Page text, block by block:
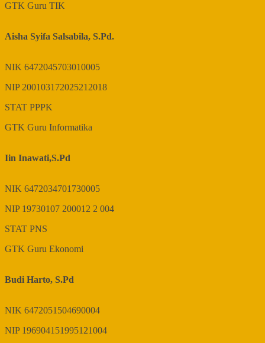
GTK Guru TIK
Aisha Syifa Salsabila, S.Pd.
NIK 6472045703010005
NIP200103172025212018
STAT PPPK
GTK Guru Informatika
Iin Inawati,S.Pd
NIK 6472034701730005
NIP 19730107 200012 2 004
STAT PNS
GTK Guru Ekonomi
Budi Harto, S.Pd
NIK 6472051504690004
NIP 196904151995121004